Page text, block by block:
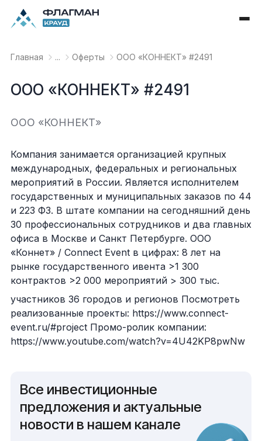
Главная ... Оферты OOO «КОННЕКТ» #2491
OOO «КОННЕКТ» #2491
OOO «КОННЕКТ»
Компания занимается организацией крупных
международных, федеральных и региональных
мероприятий в России. Является исполнителем
государственных и муниципальных заказов по 44
и 223 ФЗ. В штате компании на сегодняшний день
30 профессиональных сотрудников и два главных
офиса в Москве и Санкт Петербурге. ООО
«‎Коннет» / Сonnect Event в цифрах: 8 лет на
рынке государственного ивента >1 300
контрактов >2 000 мероприятий > 300 тыс.
участников 36 городов и регионов Посмотреть
реализованные проекты: https://www.connect-
event.ru/#project Промо-ролик компании:
https://www.youtube.com/watch?v=4U42KP8pwNw
Все инвестиционные
предложения и актуальные
новости в нашем канале